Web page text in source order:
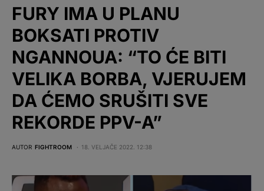
FURY IMA U PLANU
BOKSATI PROTIV
NGANNOUA: “TO ĆE BITI
VELIKA BORBA, VJERUJEM
DA ĆEMO SRUŠITI SVE
REKORDE PPV-A”
AUTOR FIGHTROOM 18. VELJAČE 2022. 12:38